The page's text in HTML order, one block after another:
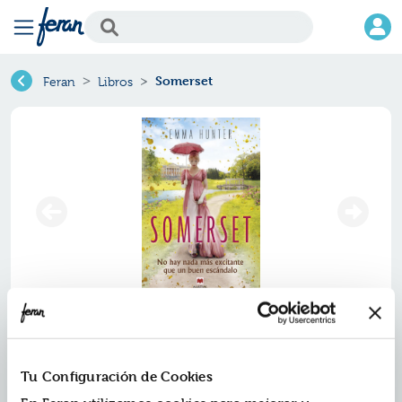
Tu Configuración de Cookies
Feran Libros Somerset
Ref.ZMV-9638090